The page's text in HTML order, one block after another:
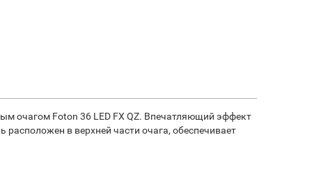
очагом Foton 36 LED FX QZ. Впечатляющий эффект
в верхней части очага, обеспечивает